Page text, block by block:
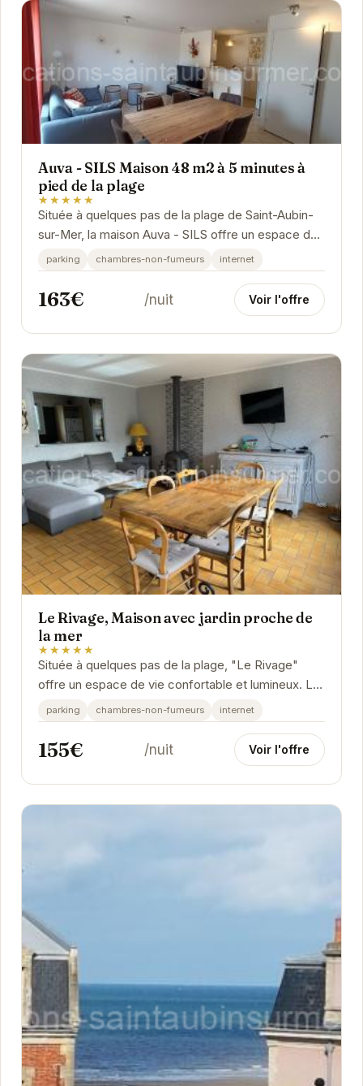
Auva - SILS Maison 48 m2 à 5 minutes à
pied de la plage
★★★★★
Située à quelques pas de la plage de Saint-Aubin-
sur-Mer, la maison Auva - SILS offre un espace de
vie confortable et fonctionnel pour des vacances...
parking chambres-non-fumeurs internet
163€ /nuit Voir l'offre
Le Rivage, Maison avec jardin proche de
la mer
★★★★★
Située à quelques pas de la plage, "Le Rivage"
offre un espace de vie confortable et lumineux. La
maison dispose d'un jardin privé idéal pour les...
parking chambres-non-fumeurs internet
155€ /nuit Voir l'offre